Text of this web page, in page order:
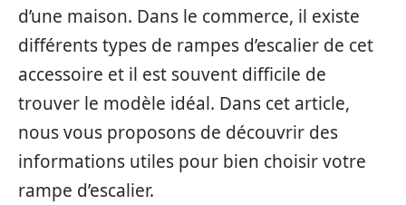
d’une maison. Dans le commerce, il existe
différents types de rampes d’escalier de cet
accessoire et il est souvent difficile de
trouver le modèle idéal. Dans cet article,
nous vous proposons de découvrir des
informations utiles pour bien choisir votre
rampe d’escalier.